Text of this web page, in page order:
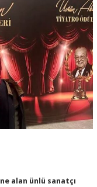
alan ünlü sanatçı